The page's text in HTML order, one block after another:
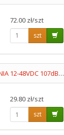
72.00 zł/szt
szt
BUZER COFANIA 12-48VDC 107dB "SYGNAŁ COFANIA"
29.80 zł/szt
szt